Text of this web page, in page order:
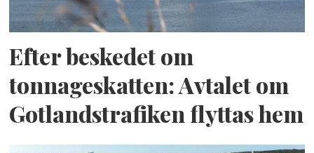
Efter beskedet om
tonnageskatten: Avtalet om
Gotlandstrafiken flyttas hem